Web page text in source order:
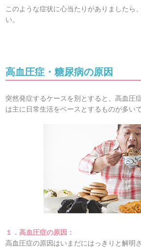
このような症状に心当たりがありましたら
い。
高血圧症・糖尿病の原因
突然発症するケースを別とすると、高血圧
は主に日常生活をベースとするものが多いで
１．高血圧症の原因：
高血圧症の原因はいまだにはっきりと解明